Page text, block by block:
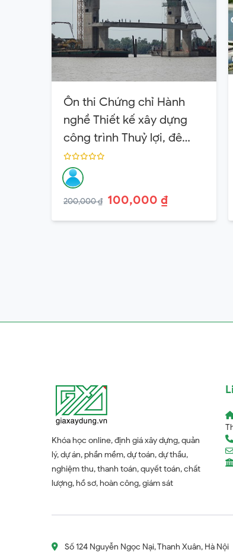
Ôn thi Chứng chỉ Hành
nghề Thiết kế xây dựng
công trình Thuỷ lợi, đê
điều Hạng 2
200,000 ₫ 100,000 ₫
Khóa học online, định giá xây dựng, quản
lý, dự án, phần mềm, dự toán, dự thầu,
nghiệm thu, thanh toán, quyết toán, chất
lượng, hồ sơ, hoàn công, giám sát
Số 124 Nguyễn Ngọc Nại, Thanh Xuân, Hà Nội